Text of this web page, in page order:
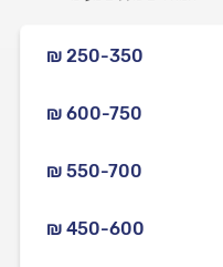
₪ 250-350
₪ 600-750
₪ 550-700
₪ 450-600